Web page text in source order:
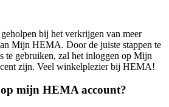
bij het verkrijgen van meer
Mijn HEMA. Door de juiste stappen te
te gebruiken, zal het inloggen op Mijn
zijn. Veel winkelplezier bij HEMA!
mijn HEMA account?